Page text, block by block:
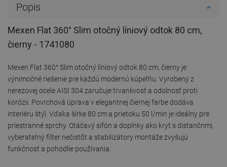
Popis
Mexen Flat 360° Slim otočný líniový odtok 80 cm,
čierny - 1741080
Mexen Flat 360° Slim otočný líniový odtok 80 cm, čierny je
výnimočné riešenie pre každú modernú kúpeľňu. Vyrobený z
nerezovej ocele AISI 304 zaručuje trvanlivosť a odolnosť proti
korózii. Povrchová úprava v elegantnej čiernej farbe dodáva
interiéru štýl. Vďaka šírke 80 cm a prietoku 50 l/min je ideálny pre
priestranné sprchy. Otáčavý sifón a doplnky ako kryt s distančnmi,
vyberateľný filter nečistôt a stabilizátory montáže zvyšujú
funkčnosť a pohodlie používania.